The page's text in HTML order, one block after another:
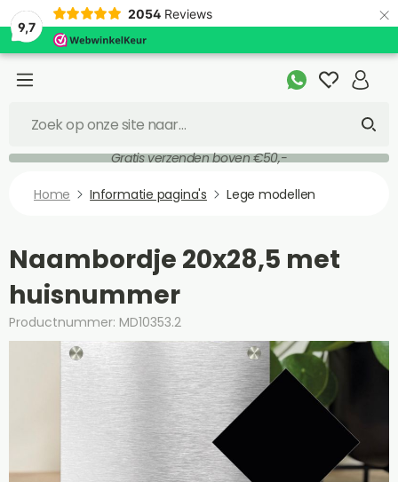
9,7
2054 Reviews ×
Gratis verzenden boven €50,-
Home Informatie pagina's Lege modellen
Naambordje 20x28,5 met
huisnummer
Productnummer: MD10353.2